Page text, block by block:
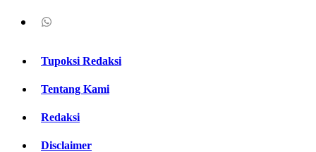
Tupoksi Redaksi
Tentang Kami
Redaksi
Disclaimer